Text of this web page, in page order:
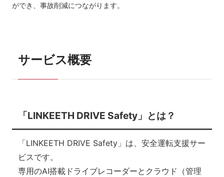
ができ、事故削減につながります。
サービス概要
「LINKEETH DRIVE Safety」とは？
「LINKEETH DRIVE Safety」は、安全運転支援サー
ビスです。
専用のAI搭載ドライブレコーダーとクラウド（管理